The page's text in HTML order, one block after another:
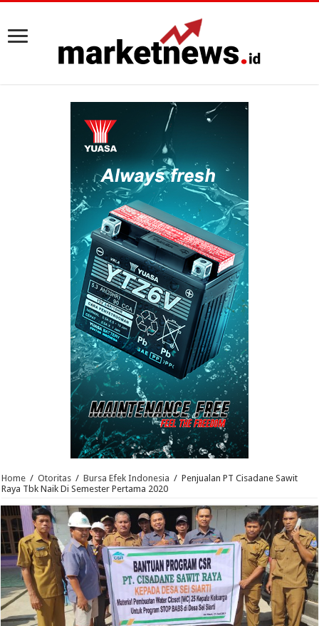
Home / Otoritas / Bursa Efek Indonesia / Penjualan PT Cisadane Sawit
Raya Tbk Naik Di Semester Pertama 2020